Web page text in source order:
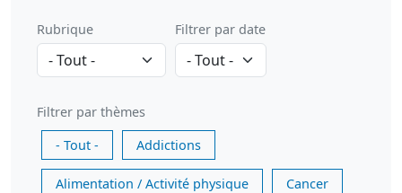
Rubrique Filtrer par date
Filtrer par thèmes
- Tout -
Addictions
Alimentation / Activité physique Cancer